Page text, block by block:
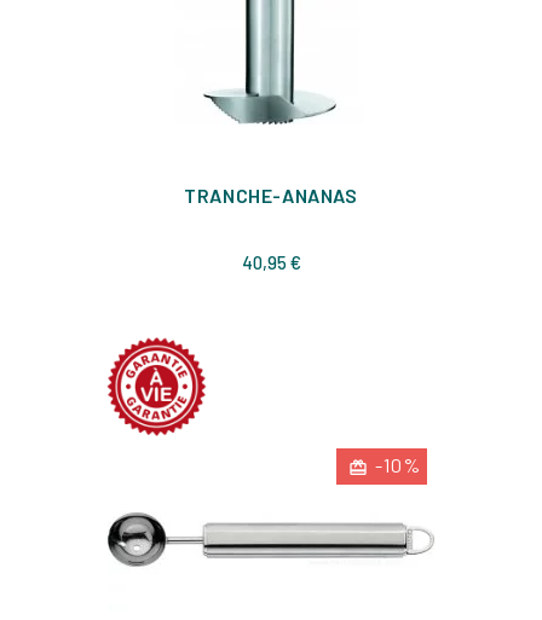
TRANCHE-ANANAS
40,95 €Prix
-10%